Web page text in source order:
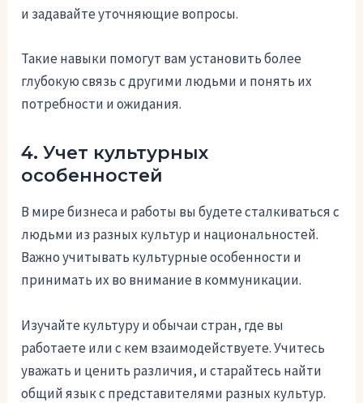
и задавайте уточняющие вопросы.
Такие навыки помогут вам установить более
глубокую связь с другими людьми и понять их
потребности и ожидания.
4. Учет культурных
особенностей
В мире бизнеса и работы вы будете сталкиваться с
людьми из разных культур и национальностей.
Важно учитывать культурные особенности и
принимать их во внимание в коммуникации.
Изучайте культуру и обычаи стран, где вы
работаете или с кем взаимодействуете. Учитесь
уважать и ценить различия, и старайтесь найти
общий язык с представителями разных культур.